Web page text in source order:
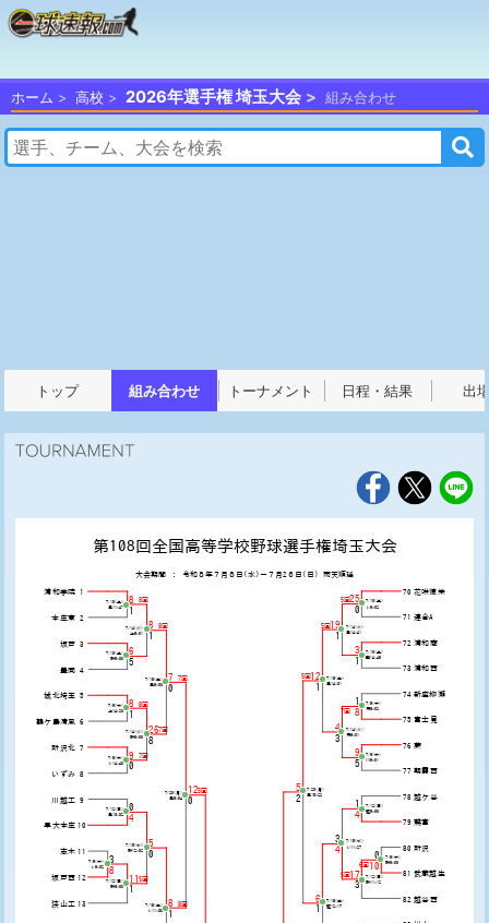
ホーム 高校 2026年選手権 埼玉大会 組み合わせ
トップ 組み合わせ トーナメント 日程・結果 出